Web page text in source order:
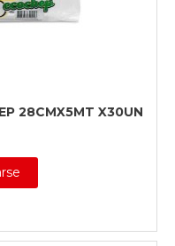
28CMX5MT X30UN